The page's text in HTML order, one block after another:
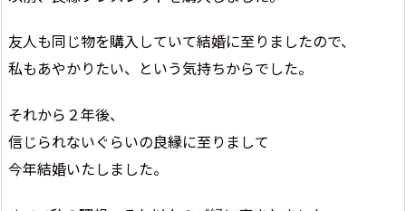
友人も同じ物を購入していて結婚に至りましたので、
私もあやかりたい、という気持ちからでした。
それから２年後、
信じられないぐらいの良縁に至りまして
今年結婚いたしました。